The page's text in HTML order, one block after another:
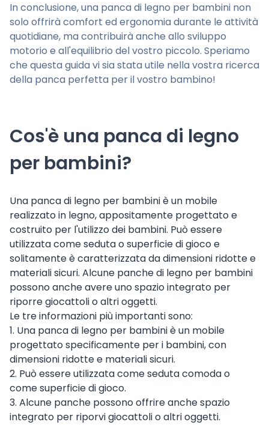
In conclusione, una panca di legno per bambini non
solo offrirà comfort ed ergonomia durante le attività
quotidiane, ma contribuirà anche allo sviluppo
motorio e all'equilibrio del vostro piccolo. Speriamo
che questa guida vi sia stata utile nella vostra ricerca
della panca perfetta per il vostro bambino!
Cos'è una panca di legno
per bambini?
Una panca di legno per bambini è un mobile
realizzato in legno, appositamente progettato e
costruito per l'utilizzo dei bambini. Può essere
utilizzata come seduta o superficie di gioco e
solitamente è caratterizzata da dimensioni ridotte e
materiali sicuri. Alcune panche di legno per bambini
possono anche avere uno spazio integrato per
riporre giocattoli o altri oggetti.
Le tre informazioni più importanti sono:
1. Una panca di legno per bambini è un mobile
progettato specificamente per i bambini, con
dimensioni ridotte e materiali sicuri.
2. Può essere utilizzata come seduta comoda o
come superficie di gioco.
3. Alcune panche possono offrire anche spazio
integrato per riporvi giocattoli o altri oggetti.